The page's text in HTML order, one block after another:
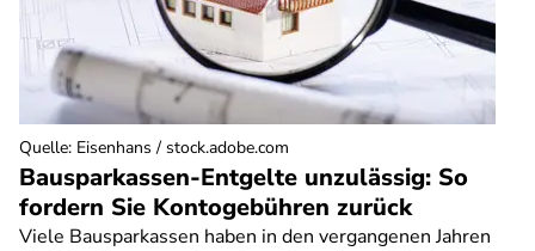
Bausparkassen-Entgelte unzulässig: So
fordern Sie Kontogebühren zurück
Viele Bausparkassen haben in den vergangenen Jahren
Quelle: Eisenhans / stock.adobe.com